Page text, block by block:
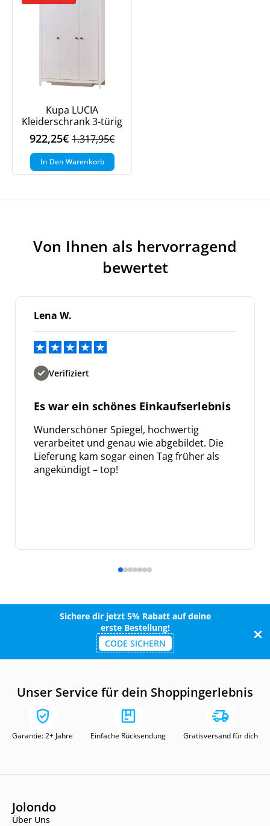
Kupa LUCIA
Kleiderschrank 3-türig
1.317,95€
Ursprünglicher
Preis
war:
922,25€ Aktueller
Preis
ist:
In Den Warenkorb
Von Ihnen als hervorragend
bewertet
Lena W.
Verifiziert
Es war ein schönes Einkaufserlebnis
Wunderschöner Spiegel, hochwertig
verarbeitet und genau wie abgebildet. Die
Lieferung kam sogar einen Tag früher als
angekündigt – top!
Sichere dir jetzt 5% Rabatt auf deine
erste Bestellung!
CODE SICHERN
Unser Service für dein Shoppingerlebnis
Garantie: 2+ Jahre Einfache Rücksendung Gratisversand für dich
Jolondo
Über Uns